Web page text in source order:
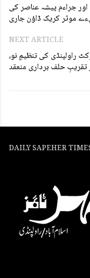
اور جراءم پیشہ عناصر کی
موثر کریک ڈاؤن جاری
NEXT ARTICLE
راولپنڈی کی تنظیمِ نو،
تقریبِ حلف برداری منعقد
DAILY SAPEHER